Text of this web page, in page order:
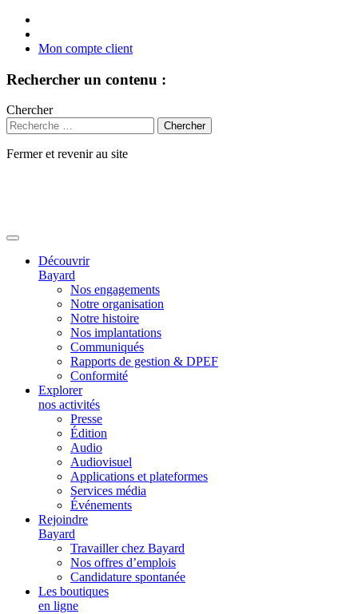
Mon compte client
Rechercher un contenu :
Chercher
Fermer et revenir au site
Découvrir
Bayard
Nos engagements
Notre organisation
Notre histoire
Nos implantations
Communiqués
Rapports de gestion & DPEF
Conformité
Explorer
nos activités
Presse
Édition
Audio
Audiovisuel
Applications et plateformes
Services média
Événements
Rejoindre
Bayard
Travailler chez Bayard
Nos offres d’emplois
Candidature spontanée
Les boutiques
en ligne